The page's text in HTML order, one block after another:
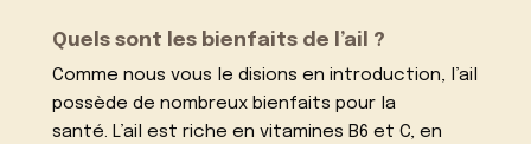
Quels sont les bienfaits de l’ail ?
Comme nous vous le disions en introduction, l’ail
possède de nombreux bienfaits pour la
santé. L’ail est riche en vitamines B6 et C, en